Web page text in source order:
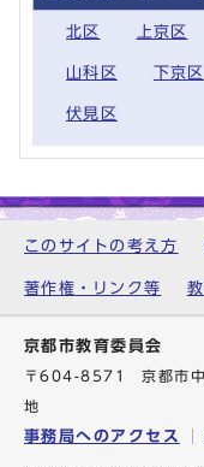
北区 上京区
山科区 下京区
伏見区
このサイトの考え方
著作権・リンク等
京都市教育委員会
〒604-8571 京都市中
地
事務局へのアクセス